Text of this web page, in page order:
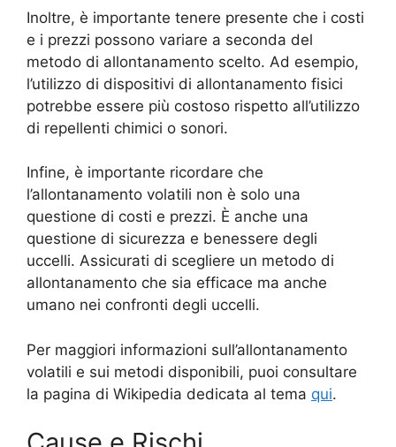
Inoltre, è importante tenere presente che i costi
e i prezzi possono variare a seconda del
metodo di allontanamento scelto. Ad esempio,
l’utilizzo di dispositivi di allontanamento fisici
potrebbe essere più costoso rispetto all’utilizzo
di repellenti chimici o sonori.
Infine, è importante ricordare che
l’allontanamento volatili non è solo una
questione di costi e prezzi. È anche una
questione di sicurezza e benessere degli
uccelli. Assicurati di scegliere un metodo di
allontanamento che sia efficace ma anche
umano nei confronti degli uccelli.
Per maggiori informazioni sull’allontanamento
volatili e sui metodi disponibili, puoi consultare
la pagina di Wikipedia dedicata al tema qui.